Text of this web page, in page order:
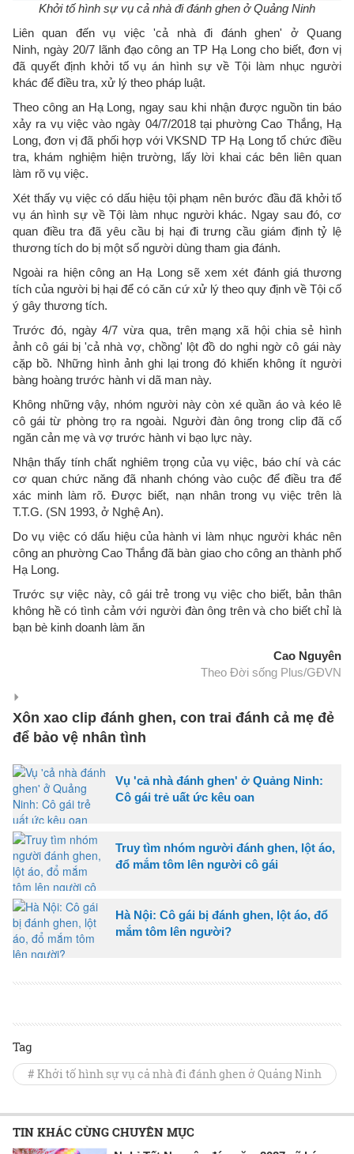
Khởi tố hình sự vụ cả nhà đi đánh ghen ở Quảng Ninh
Liên quan đến vụ việc 'cả nhà đi đánh ghen' ở Quang
Ninh, ngày 20/7 lãnh đạo công an TP Hạ Long cho biết, đơn vị
đã quyết định khởi tố vụ án hình sự về Tội làm nhục người
khác để điều tra, xử lý theo pháp luật.
Theo công an Hạ Long, ngay sau khi nhận được nguồn tin báo
xảy ra vụ việc vào ngày 04/7/2018 tại phường Cao Thắng, Hạ
Long, đơn vị đã phối hợp với VKSND TP Hạ Long tổ chức điều
tra, khám nghiệm hiện trường, lấy lời khai các bên liên quan
làm rõ vụ việc.
Xét thấy vụ việc có dấu hiệu tội phạm nên bước đầu đã khởi tố
vụ án hình sự về Tội làm nhục người khác. Ngay sau đó, cơ
quan điều tra đã yêu cầu bị hại đi trưng cầu giám định tỷ lệ
thương tích do bị một số người dùng tham gia đánh.
Ngoài ra hiện công an Hạ Long sẽ xem xét đánh giá thương
tích của người bị hại để có căn cứ xử lý theo quy định về Tội cố
ý gây thương tích.
Trước đó, ngày 4/7 vừa qua, trên mạng xã hội chia sẻ hình
ảnh cô gái bị 'cả nhà vợ, chồng' lột đồ do nghi ngờ cô gái này
cặp bồ. Những hình ảnh ghi lại trong đó khiến không ít người
bàng hoàng trước hành vi dã man này.
Không những vậy, nhóm người này còn xé quần áo và kéo lê
cô gái từ phòng trọ ra ngoài. Người đàn ông trong clip đã cố
ngăn cản mẹ và vợ trước hành vi bạo lực này.
Nhận thấy tính chất nghiêm trọng của vụ việc, báo chí và các
cơ quan chức năng đã nhanh chóng vào cuộc để điều tra để
xác minh làm rõ. Được biết, nạn nhân trong vụ việc trên là
T.T.G. (SN 1993, ở Nghệ An).
Do vụ việc có dấu hiệu của hành vi làm nhục người khác nên
công an phường Cao Thắng đã bàn giao cho công an thành phố
Hạ Long.
Trước sự việc này, cô gái trẻ trong vụ việc cho biết, bản thân
không hề có tình cảm với người đàn ông trên và cho biết chỉ là
bạn bè kinh doanh làm ăn
Cao Nguyên
Theo Đời sống Plus/GĐVN
Xôn xao clip đánh ghen, con trai đánh cả mẹ đẻ
để bảo vệ nhân tình
Vụ 'cả nhà đánh ghen' ở Quảng Ninh:
Cô gái trẻ uất ức kêu oan
Truy tìm nhóm người đánh ghen, lột áo,
đổ mắm tôm lên người cô gái
Hà Nội: Cô gái bị đánh ghen, lột áo, đổ
mắm tôm lên người?
Tag
# Khởi tố hình sự vụ cả nhà đi đánh ghen ở Quảng Ninh
TIN KHÁC CÙNG CHUYÊN MỤC